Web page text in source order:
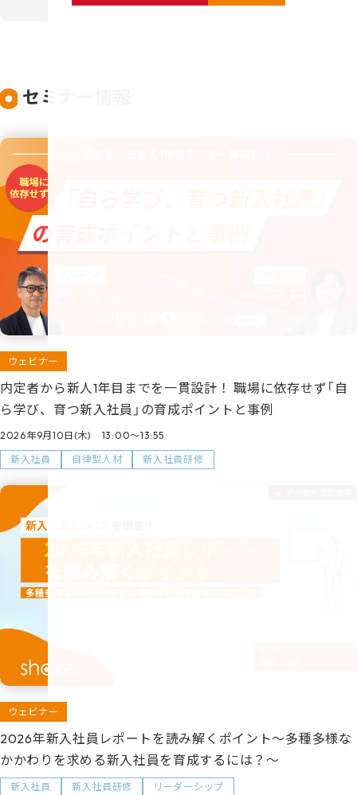
セミナー情報
ウェビナー
内定者から新人1年目までを一貫設計！ 職場に依存せず「自
ら学び、育つ新入社員」の育成ポイントと事例
2026年9月10日(木) 13:00～13:55
新入社員
自律型人材 新入社員研修
ウェビナー
2026年新入社員レポートを読み解くポイント～多種多様な
かかわりを求める新入社員を育成するには？～
新入社員 新入社員研修 リーダーシップ